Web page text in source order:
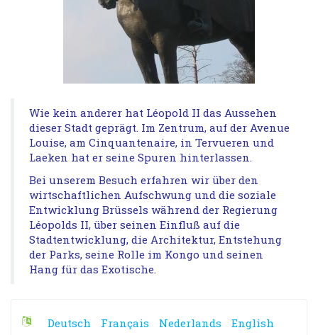
Wie kein anderer hat Léopold II das Aussehen
dieser Stadt geprägt. Im Zentrum, auf der Avenue
Louise, am Cinquantenaire, in Tervueren und
Laeken hat er seine Spuren hinterlassen.
Bei unserem Besuch erfahren wir über den
wirtschaftlichen Aufschwung und die soziale
Entwicklung Brüssels während der Regierung
Léopolds II, über seinen Einfluß auf die
Stadtentwicklung, die Architektur, Entstehung
der Parks, seine Rolle im Kongo und seinen
Hang für das Exotische.
Deutsch Français Nederlands English